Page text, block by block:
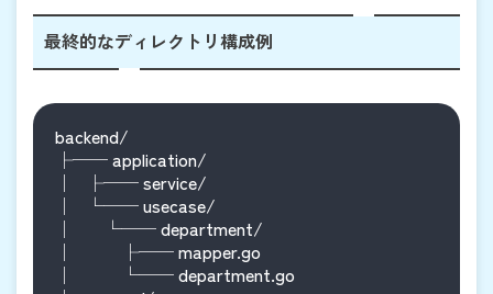
最終的なディレクトリ構成例
backend/
├── application/
│   ├── service/
│   └── usecase/
│       └── department/
│           ├── mapper.go
│           └── department.go